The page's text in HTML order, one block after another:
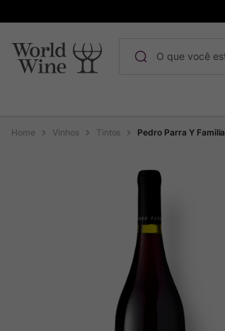
Vinhos Tintos Pedro Parra Y
1º Maçanita
Bodega Garzon
Champagne